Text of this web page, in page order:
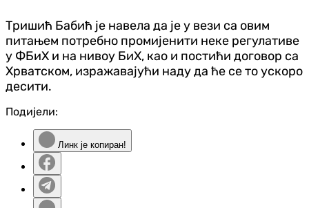
Тришић Бабић је навела да је у вези са овим
питањем потребно промијенити неке регулативе
у ФБиХ и на нивоу БиХ, као и постићи договор са
Хрватском, изражавајући наду да ће се то ускоро
десити.
Подијели:
Линк је копиран!